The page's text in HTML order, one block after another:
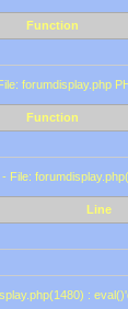
Function
forumdisplay.php
Function
Line
: